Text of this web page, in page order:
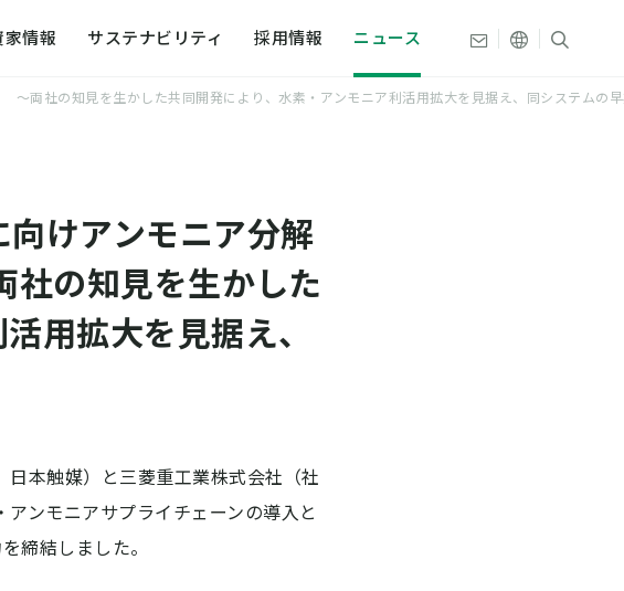
アクセスマップ
日本触媒の歴史
動画で知る日本触媒
研究開発の歴史
家情報 サステナビリティ
サステナビリティデータ
採用情報 ニュース お問い合わせ
その他の言
両社の知見を生かした共同開発により、水素・アンモニア利活用拡大を見据え、同システムの
けアンモニア分解
の知見を生かした
用拡大を見据え、
本触媒）と三菱重工業株式会社（社
ンモニアサプライチェーンの導入と
締結しました。